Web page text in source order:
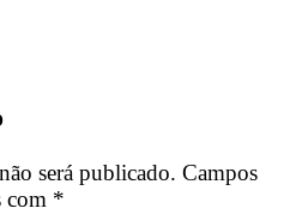
será publicado. Campos
com *